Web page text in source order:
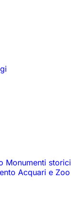
Monumenti storici
Acquari e Zoo